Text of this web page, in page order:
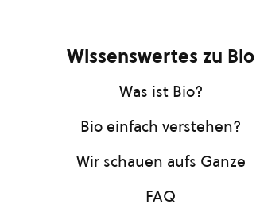
Wissenswertes zu Bio
Was ist Bio?
Bio einfach verstehen?
Wir schauen aufs Ganze
FAQ